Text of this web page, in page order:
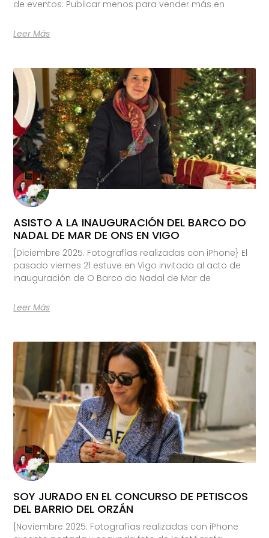
de eventos: Publicar menos para vender más en
Leer Más
ASISTO A LA INAUGURACIÓN DEL BARCO DO
NADAL DE MAR DE ONS EN VIGO
{Diciembre 2025. Fotografías realizadas con iPhone} El
pasado viernes 21 estuve en Vigo invitada al acto de
inauguración de O Barco do Nadal de Mar de
Leer Más
SOY JURADO EN EL CONCURSO DE PETISCOS
DEL BARRIO DEL ORZÁN
{Noviembre 2025. Fotografías realizadas con iPhone